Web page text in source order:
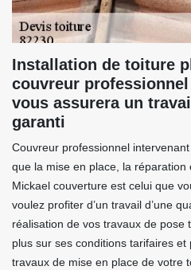
Installation de toiture
couvreur
vous assurera un
garanti
Couvreur professionnel
que la mise en place, la réparation
Mickael couverture est celui que
voulez profiter d’un travail d’une
réalisation de vos travaux de pose
plus sur ses conditions tarifaires
travaux de mise en place de votre